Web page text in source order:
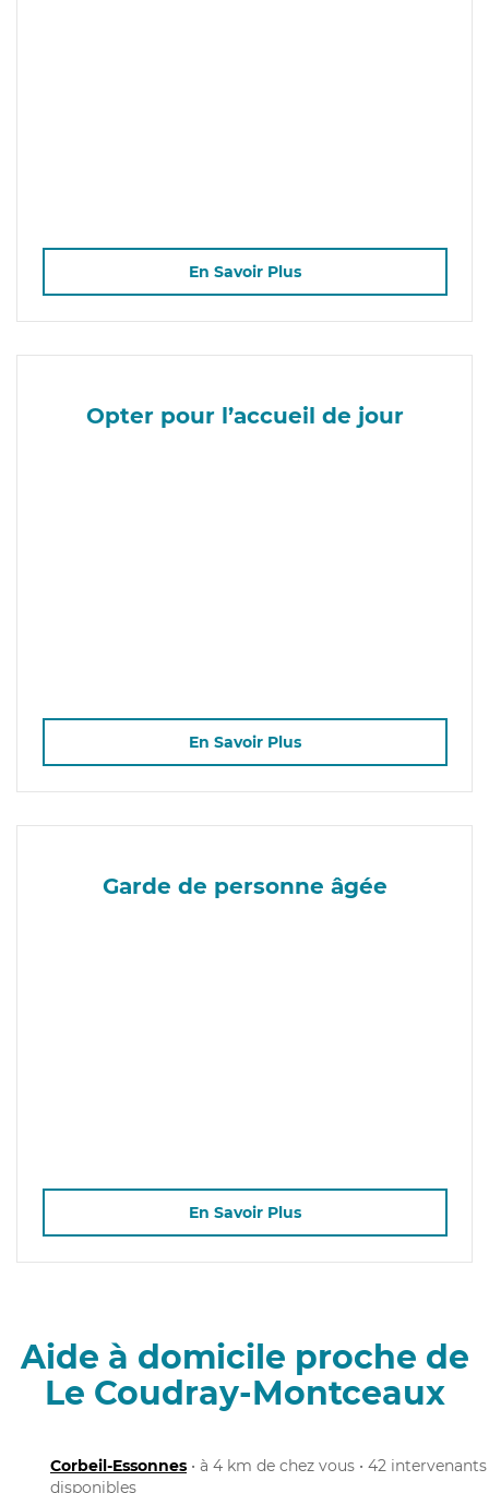
En Savoir Plus
Opter pour l’accueil de jour
En Savoir Plus
Garde de personne âgée
En Savoir Plus
Aide à domicile proche de
Le Coudray-Montceaux
Corbeil-Essonnes • à 4 km de chez vous • 42 intervenants
disponibles